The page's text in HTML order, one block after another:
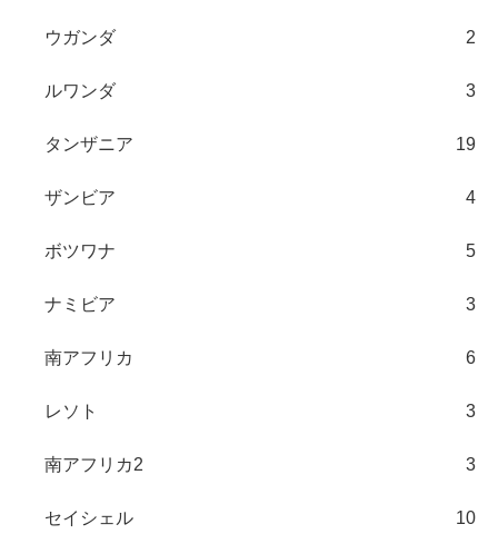
ウガンダ 2
ルワンダ 3
タンザニア 19
ザンビア 4
ボツワナ 5
ナミビア 3
南アフリカ 6
レソト 3
南アフリカ2 3
セイシェル 10